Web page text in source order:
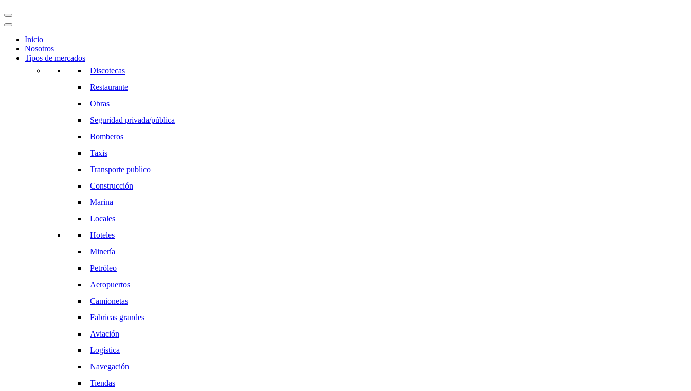
Inicio
Nosotros
Tipos de mercados
Discotecas
Restaurante
Obras
Seguridad privada/pública
Bomberos
Taxis
Transporte publico
Construcción
Marina
Locales
Hoteles
Minería
Petróleo
Aeropuertos
Camionetas
Fabricas grandes
Aviación
Logística
Navegación
Tiendas